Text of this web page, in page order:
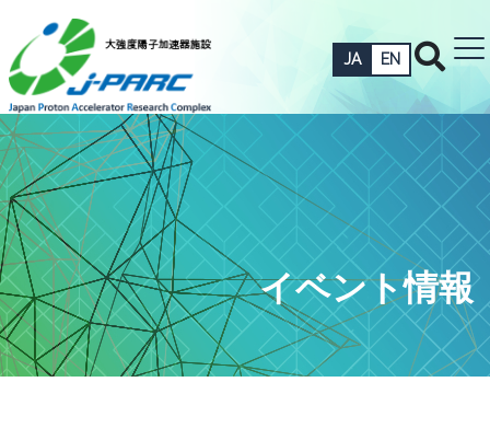
JA EN
イベント情報